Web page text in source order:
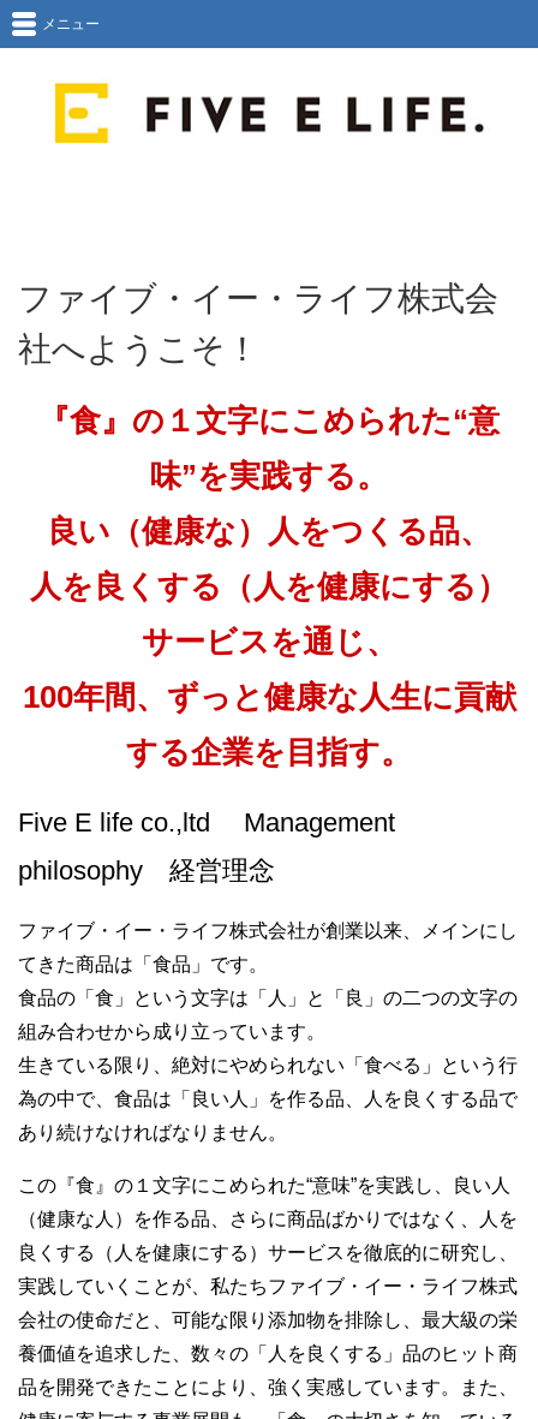
メニュー
ファイブ・イー・ライフ株式会
社へようこそ！
『食』の１文字にこめられた“意
味”を実践する。
良い（健康な）人をつくる品、
人を良くする（人を健康にする）
サービスを通じ、
100年間、ずっと健康な人生に貢献
する企業を目指す。
Five E life co.,ltd Management
philosophy 経営理念
ファイブ・イー・ライフ株式会社が創業以来、メインにし
てきた商品は「食品」です。
食品の「食」という文字は「人」と「良」の二つの文字の
組み合わせから成り立っています。
生きている限り、絶対にやめられない「食べる」という行
為の中で、食品は「良い人」を作る品、人を良くする品で
あり続けなければなりません。
この『食』の１文字にこめられた“意味”を実践し、良い人
（健康な人）を作る品、さらに商品ばかりではなく、人を
良くする（人を健康にする）サービスを徹底的に研究し、
実践していくことが、私たちファイブ・イー・ライフ株式
会社の使命だと、可能な限り添加物を排除し、最大級の栄
養価値を追求した、数々の「人を良くする」品のヒット商
品を開発できたことにより、強く実感しています。また、